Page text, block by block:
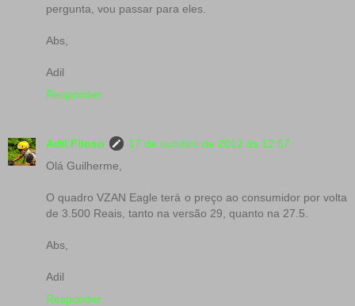
pergunta, vou passar para eles.
Abs,
Adil
Responder
Adil Filoso
17 de outubro de 2012 às 12:57
Olá Guilherme,
O quadro VZAN Eagle terá o preço ao consumidor por volta
de 3.500 Reais, tanto na versão 29, quanto na 27.5.
Abs,
Adil
Responder